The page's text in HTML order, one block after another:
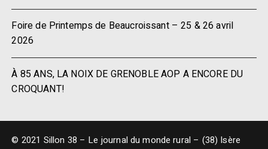
Foire de Printemps de Beaucroissant – 25 & 26 avril
2026
À 85 ANS, LA NOIX DE GRENOBLE AOP A ENCORE DU
CROQUANT!
© 2021 Sillon 38 – Le journal du monde rural – (38) Isère